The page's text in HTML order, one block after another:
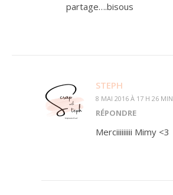
partage….bisous
STEPH
8 MAI 2016 À 17 H 26 MIN
RÉPONDRE
Merciiiiiiiii Mimy <3